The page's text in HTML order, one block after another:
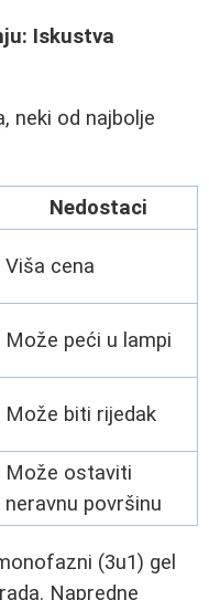
Iskustva
neki od najbolje
Nedostaci
Viša cena
Može peći u lampi
Može biti rijedak
Može ostaviti
neravnu površinu
(3u1) gel
Napredne